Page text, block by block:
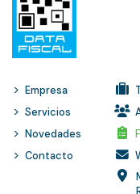
Empresa
Servicios
Novedades
Contacto